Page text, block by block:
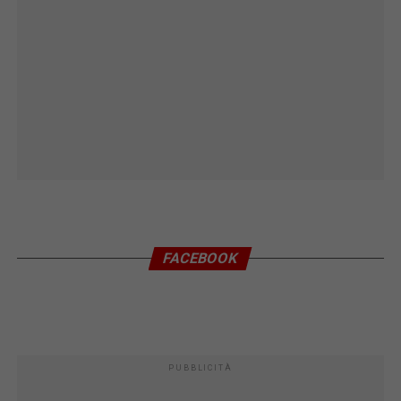
FACEBOOK
PUBBLICITÀ